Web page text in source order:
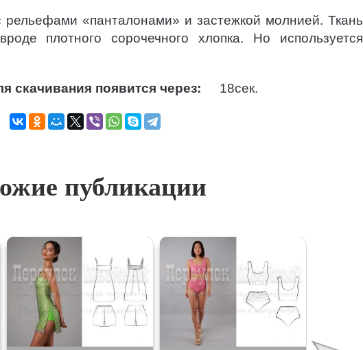
рельефами «панталонами» и застежкой молнией. Ткань
плотного сорочечного хлопка. Но используется
скачивания появится через: 16сек.
публикации